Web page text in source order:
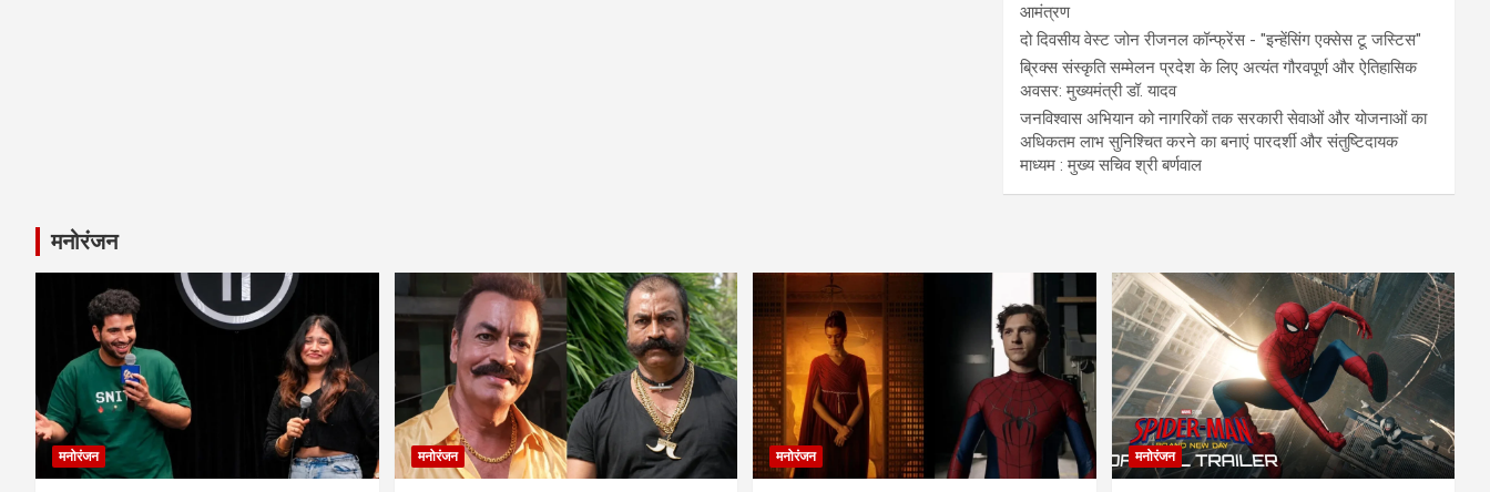
आमंत्रण
दो दिवसीय वेस्ट जोन रीजनल कॉन्फ्रेंस - "इन्हेंसिंग एक्सेस टू जस्टिस"
ब्रिक्स संस्कृति सम्मेलन प्रदेश के लिए अत्यंत गौरवपूर्ण और ऐतिहासिक
अवसर: मुख्यमंत्री डॉ. यादव
जनविश्वास अभियान को नागरिकों तक सरकारी सेवाओं और योजनाओं का
अधिकतम लाभ सुनिश्चित करने का बनाएं पारदर्शी और संतुष्टिदायक
माध्यम : मुख्य सचिव श्री बर्णवाल
मनोरंजन
मनोरंजन मनोरंजन मनोरंजन मनोरंजन